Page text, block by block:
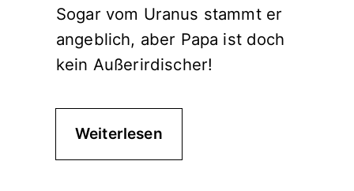
Sogar vom Uranus stammt er
angeblich, aber Papa ist doch
kein Außerirdischer!
Weiterlesen